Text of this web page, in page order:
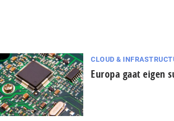
CLOUD &
Europa gaat eigen